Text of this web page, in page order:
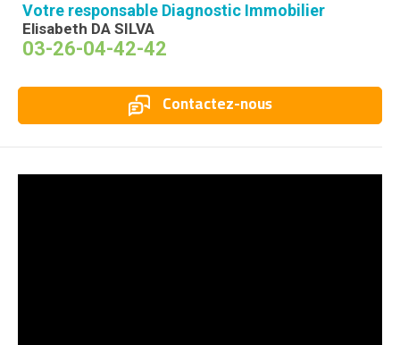
Votre responsable Diagnostic Immobilier
Elisabeth DA SILVA
03-26-04-42-42
Contactez-nous